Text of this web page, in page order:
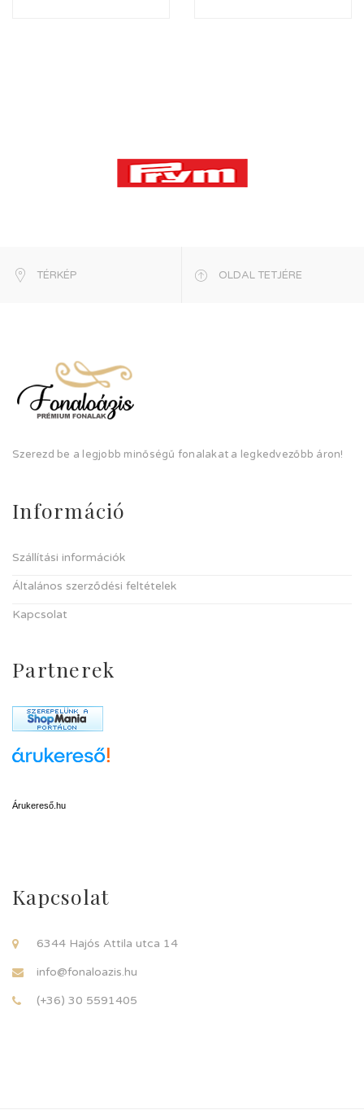
TÉRKÉP OLDAL TETJÉRE
Szerezd be a legjobb minőségű fonalakat a legkedvezőbb áron!
Információ
Szállítási információk
Általános szerződési feltételek
Kapcsolat
Partnerek
Árukereső.hu
Kapcsolat
6344 Hajós Attila utca 14
info@fonaloazis.hu
(+36) 30 5591405